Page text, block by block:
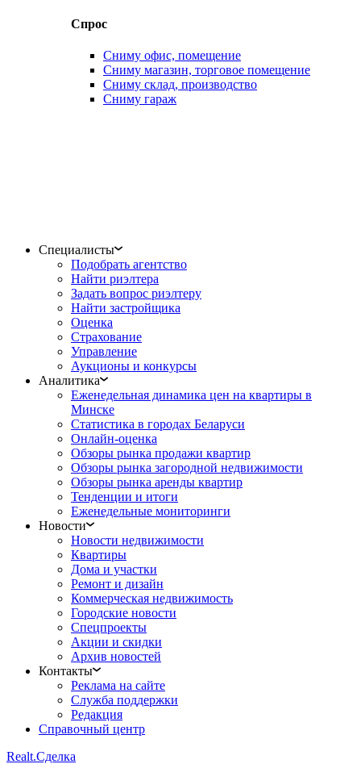
Спрос
Сниму офис, помещение
Сниму магазин, торговое помещение
Сниму склад, производство
Сниму гараж
Специалисты
Подобрать агентство
Найти риэлтера
Задать вопрос риэлтеру
Найти застройщика
Оценка
Страхование
Управление
Аукционы и конкурсы
Аналитика
Еженедельная динамика цен на квартиры в
Минске
Статистика в городах Беларуси
Онлайн-оценка
Обзоры рынка продажи квартир
Обзоры рынка загородной недвижимости
Обзоры рынка аренды квартир
Тенденции и итоги
Еженедельные мониторинги
Новости
Новости недвижимости
Квартиры
Дома и участки
Ремонт и дизайн
Коммерческая недвижимость
Городские новости
Спецпроекты
Акции и скидки
Архив новостей
Контакты
Реклама на сайте
Служба поддержки
Редакция
Справочный центр
Realt.Сделка